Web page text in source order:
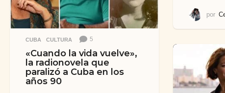
s
por
CUBA ,CULTURA 5
«Cuando la vida vuelve»,
la radionovela que
paralizó a Cuba en los
años 90